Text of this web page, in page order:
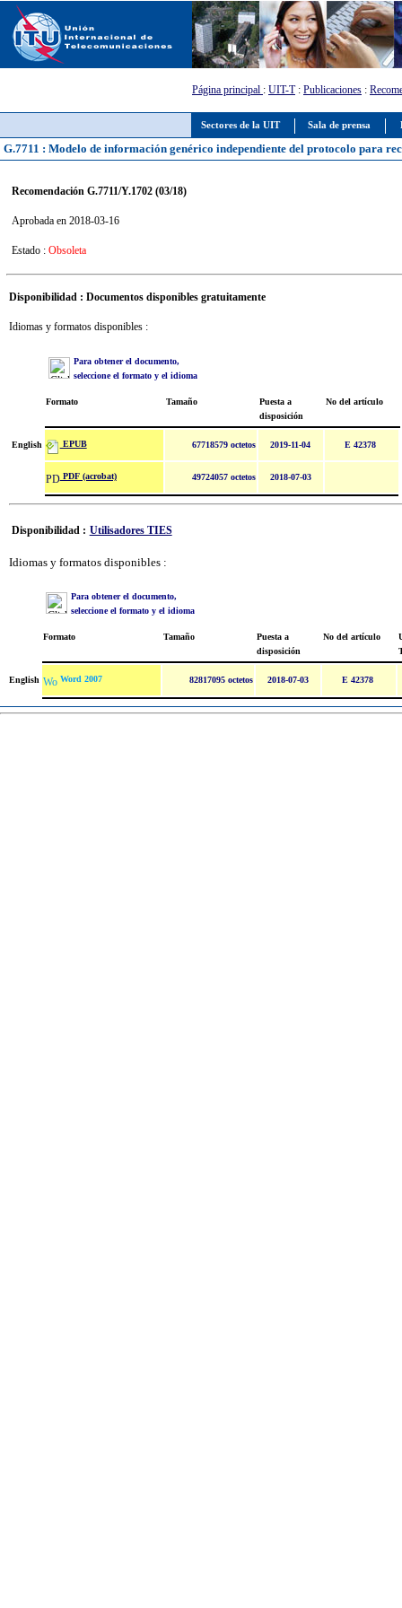
Sectores de la UIT Sala de prensa
Página principal : UIT-T: Publicaciones :
G.7711 : Modelo de información genérico independiente del protocolo para
Recomendación G.7711/Y.1702 (03/18)
Aprobada en 2018-03-16
Estado : Obsoleta
Disponibilidad : Documentos disponibles gratuitamente
Idiomas y formatos disponibles :
Para obtener el documento,
seleccione el formato y el idioma
Formato Tamaño
Puesta a
disposición
No del artículo
English EPUB 67718579 octetos 2019-11-04 E 42378
PDF (acrobat) 49724057 octetos 2018-07-03
Disponibilidad : Utilisadores TIES
Idiomas y formatos disponibles :
Para obtener el documento,
seleccione el formato y el idioma
Formato Tamaño
Puesta a
disposición
No del artículo
English Word 2007 82817095 octetos 2018-07-03 E 42378